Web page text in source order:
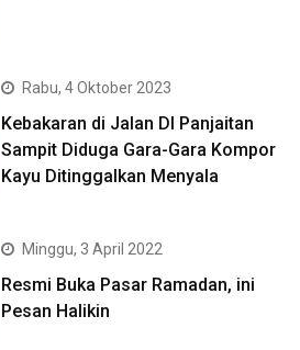
Rabu, 4 Oktober 2023
Kebakaran di Jalan DI Panjaitan
Sampit Diduga Gara-Gara Kompor
Kayu Ditinggalkan Menyala
Minggu, 3 April 2022
Resmi Buka Pasar Ramadan, ini
Pesan Halikin